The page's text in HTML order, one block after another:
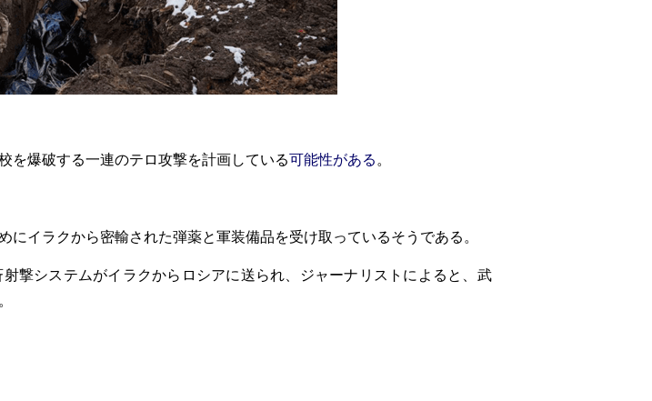
を爆破する一連のテロ攻撃を計画している可能性がある。
イラクから密輸された弾薬と軍装備品を受け取っているそうである。
撃システムがイラクからロシアに送られ、ジャーナリストによると、武
。